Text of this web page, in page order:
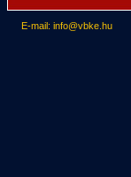
E-mail: info@vbke.hu